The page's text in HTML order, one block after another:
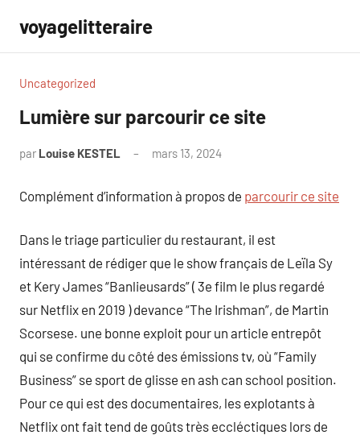
contenu
voyagelitteraire
Uncategorized
Lumière sur parcourir ce site
par Louise KESTEL mars 13, 2024
Complément d’information à propos de parcourir ce site
Dans le triage particulier du restaurant, il est
intéressant de rédiger que le show français de Leïla Sy
et Kery James “Banlieusards” ( 3e film le plus regardé
sur Netflix en 2019 ) devance “The Irishman”, de Martin
Scorsese. une bonne exploit pour un article entrepôt
qui se confirme du côté des émissions tv, où “Family
Business” se sport de glisse en ash can school position.
Pour ce qui est des documentaires, les explotants à
Netflix ont fait tend de goûts très eccléctiques lors de